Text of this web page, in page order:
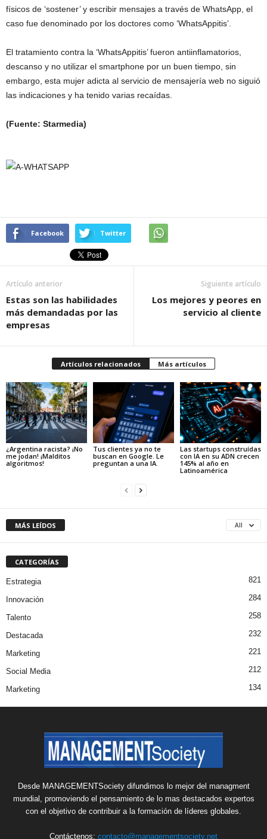
físicos de ‘sostener’ y escribir mensajes a través de WhatsApp, el
caso fue denominado por los doctores como ‘WhatsAppitis’.
El tratamiento contra la ‘WhatsAppitis’ fueron antiinflamatorios,
descanso y no utilizar el smartphone por un buen tiempo, sin
embargo, esta mujer adicta al servicio de mensajería web no siguió
las indicaciones y ha tenido varias recaídas.
(Fuente: Starmedia)
Facebook Twitter
Artículo anterior
Estas son las habilidades
más demandadas por las
empresas
Siguiente artículo
Los mejores y peores en
servicio al cliente
Artículos relacionados Más artículos
¿Argentina racista? ¡No
me jodan! ¡Malditos
algoritmos!
Tus clientes ya no te
buscan en Google. Le
preguntan a una IA.
Las startups construídas
con IA en su ADN crecen
145% al año en
Latinoamérica
MÁS LEÍDOS All
CATEGORÍAS
Estrategia 821
Innovación 284
Talento 258
Destacada 232
Marketing 221
Social Media 212
Marketing 134
Desde MANAGEMENTSociety difundimos lo mejor del managment
mundial, promoviendo el pensamiento de lo mas destacados expertos
con el objetivo de contribuir a la formación de líderes globales.
Contáctenos: contacto@managementsociety.net